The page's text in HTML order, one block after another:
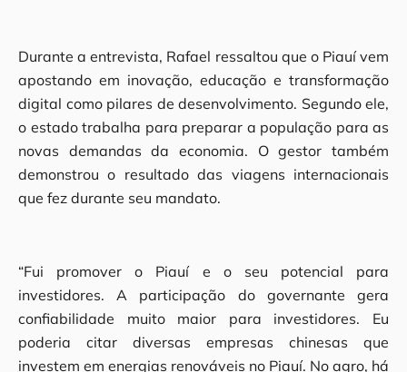
Durante a entrevista, Rafael ressaltou que o Piauí vem
apostando em inovação, educação e transformação
digital como pilares de desenvolvimento. Segundo ele,
o estado trabalha para preparar a população para as
novas demandas da economia. O gestor também
demonstrou o resultado das viagens internacionais
que fez durante seu mandato.
“Fui promover o Piauí e o seu potencial para
investidores. A participação do governante gera
confiabilidade muito maior para investidores. Eu
poderia citar diversas empresas chinesas que
investem em energias renováveis no Piauí. No agro, há